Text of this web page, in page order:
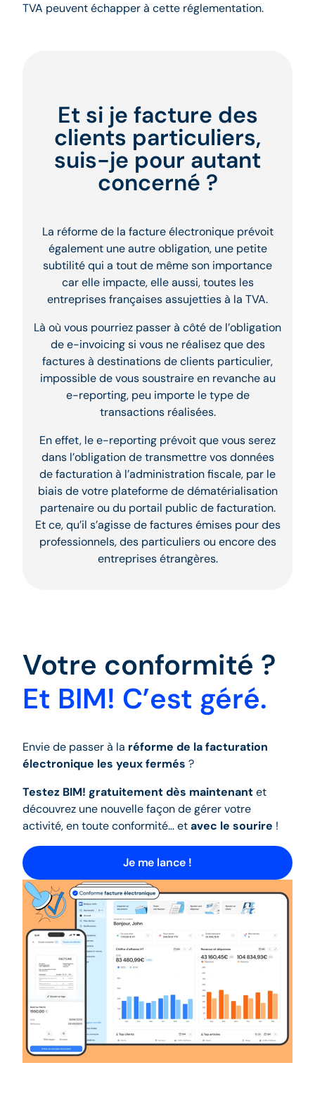
TVA peuvent échapper à cette réglementation.
Et si je facture des
clients particuliers,
suis-je pour autant
concerné ?
La réforme de la facture électronique prévoit
également une autre obligation, une petite
subtilité qui a tout de même son importance
car elle impacte, elle aussi, toutes les
entreprises françaises assujetties à la TVA.
Là où vous pourriez passer à côté de l’obligation
de e-invoicing si vous ne réalisez que des
factures à destinations de clients particulier,
impossible de vous soustraire en revanche au
e-reporting, peu importe le type de
transactions réalisées.
En effet, le e-reporting prévoit que vous serez
dans l’obligation de transmettre vos données
de facturation à l’administration fiscale, par le
biais de votre plateforme de dématérialisation
partenaire ou du portail public de facturation.
Et ce, qu’il s’agisse de factures émises pour des
professionnels, des particuliers ou encore des
entreprises étrangères.
Votre conformité ?
Et BIM! C’est géré.
Envie de passer à la réforme de la facturation
électronique les yeux fermés ?
Testez BIM! gratuitement dès maintenantet
découvrez une nouvelle façon de gérer votre
activité, en toute conformité… etavec le sourire !
Je me lance !